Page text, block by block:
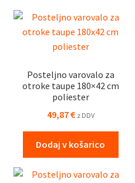
Posteljno varovalo za
otroke taupe 180×42 cm
poliester
49,87€ z DDV
Dodaj v košarico